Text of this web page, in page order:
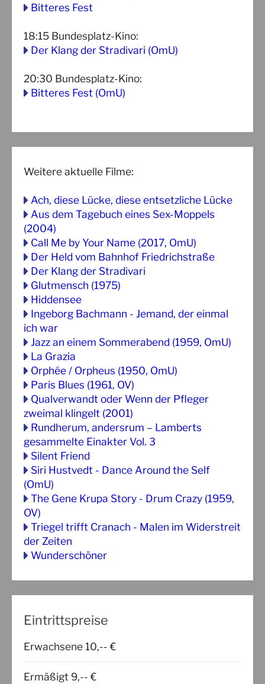
Bitteres Fest
18:15 Bundesplatz-Kino:
Der Klang der Stradivari (OmU)
20:30 Bundesplatz-Kino:
Bitteres Fest (OmU)
Weitere aktuelle Filme:
Ach, diese Lücke, diese entsetzliche Lücke
Aus dem Tagebuch eines Sex-Moppels
(2004)
Call Me by Your Name (2017, OmU)
Der Held vom Bahnhof Friedrichstraße
Der Klang der Stradivari
Glutmensch (1975)
Hiddensee
Ingeborg Bachmann - Jemand, der einmal
ich war
Jazz an einem Sommerabend (1959, OmU)
La Grazia
Orphée / Orpheus (1950, OmU)
Paris Blues (1961, OV)
Qualverwandt oder Wenn der Pfleger
zweimal klingelt (2001)
Rundherum, andersrum – Lamberts
gesammelte Einakter Vol. 3
Silent Friend
Siri Hustvedt - Dance Around the Self
(OmU)
The Gene Krupa Story - Drum Crazy (1959,
OV)
Triegel trifft Cranach - Malen im Widerstreit
der Zeiten
Wunderschöner
Eintrittspreise
Erwachsene 10,-- €
Ermäßigt 9,-- €